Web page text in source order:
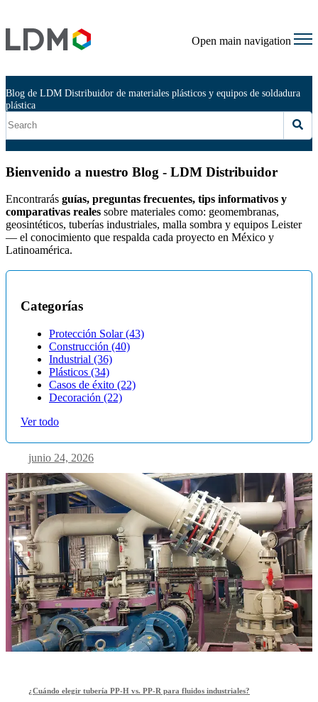
Open main navigation
Blog de LDM Distribuidor de materiales plásticos y equipos de soldadura
plástica
Bienvenido a nuestro Blog - LDM Distribuidor
Encontrarás guías, preguntas frecuentes, tips informativos y
comparativas reales sobre materiales como: geomembranas,
geosintéticos, tuberías industriales, malla sombra y equipos Leister
— el conocimiento que respalda cada proyecto en México y
Latinoamérica.
Categorías
Protección Solar(43)
Construcción (40)
Industrial (36)
Plásticos (34)
Casos de éxito (22)
Decoración (22)
Ver todo
junio 24, 2026
¿Cuándo elegir tubería PP-H vs. PP-R para fluidos industriales?